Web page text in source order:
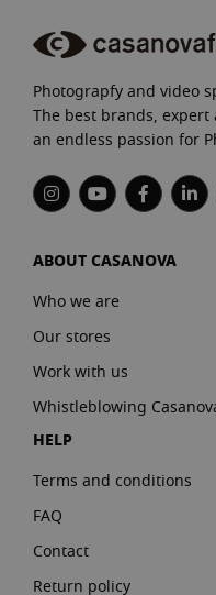
Photograpfy and video
The best brands, expert
an endless passion for
ABOUT CASANOVA
Who we are
Our stores
Work with us
Whistleblowing
HELP
Terms and conditions
FAQ
Contact
Return policy